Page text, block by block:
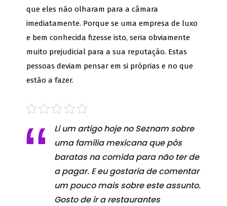
que eles não olharam para a câmara
imediatamente. Porque se uma empresa de luxo
e bem conhecida fizesse isto, seria obviamente
muito prejudicial para a sua reputação. Estas
pessoas deviam pensar em si próprias e no que
estão a fazer.
Li um artigo hoje no Seznam sobre
uma família mexicana que pôs
baratas na comida para não ter de
a pagar. E eu gostaria de comentar
um pouco mais sobre este assunto.
Gosto de ir a restaurantes